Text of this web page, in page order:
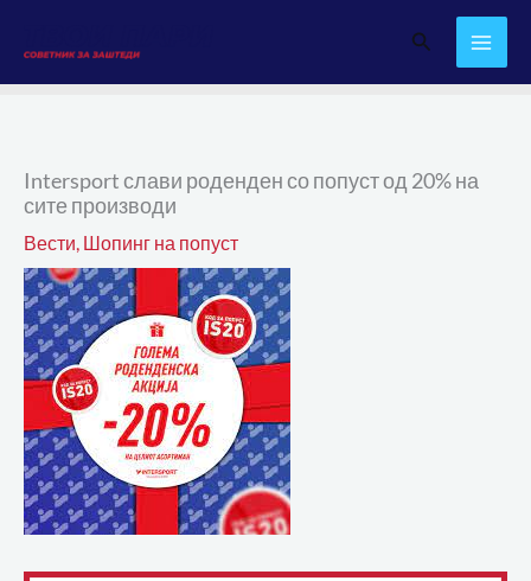
content
Search
Intersport слави роденден со попуст од 20% на
сите производи
Вести, Шопинг на попуст